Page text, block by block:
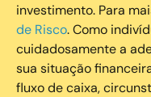
investimento. Para
de Risco. Como
cuidadosamente a
sua situação
fluxo de caixa,